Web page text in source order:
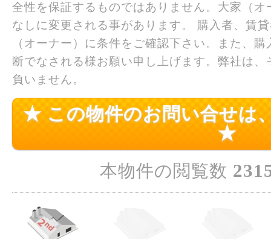
全性を保証するものではありません。大家（
なしに変更される事があります。 購入者、賃
（オーナー）に条件をご確認下さい。また、
断でなされる様お願い申し上げます。弊社は
負いません。
★ この物件のお問い合せは
★
本物件の閲覧数